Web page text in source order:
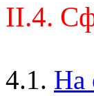
II.4.
4.1. На